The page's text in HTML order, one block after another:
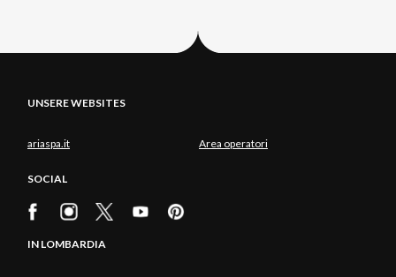
UNSERE WEBSITES
ariaspa.it Area operatori
SOCIAL
IN LOMBARDIA